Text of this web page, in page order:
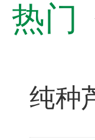
热门
纯种